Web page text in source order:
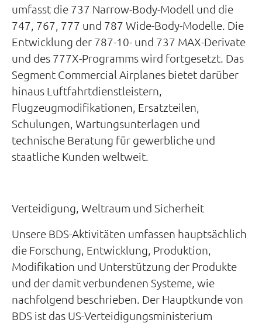
umfasst die 737 Narrow-Body-Modell und die
747, 767, 777 und 787 Wide-Body-Modelle. Die
Entwicklung der 787-10- und 737 MAX-Derivate
und des 777X-Programms wird fortgesetzt. Das
Segment Commercial Airplanes bietet darüber
hinaus Luftfahrtdienstleistern,
Flugzeugmodifikationen, Ersatzteilen,
Schulungen, Wartungsunterlagen und
technische Beratung für gewerbliche und
staatliche Kunden weltweit.
Verteidigung, Weltraum und Sicherheit
Unsere BDS-Aktivitäten umfassen hauptsächlich
die Forschung, Entwicklung, Produktion,
Modifikation und Unterstützung der Produkte
und der damit verbundenen Systeme, wie
nachfolgend beschrieben. Der Hauptkunde von
BDS ist das US-Verteidigungsministerium